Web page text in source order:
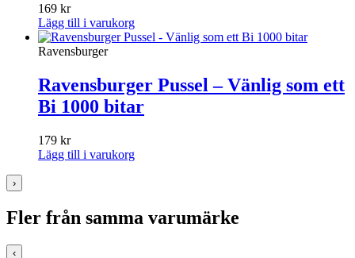
169 kr
Lägg till i varukorg
Ravensburger
Ravensburger Pussel – Vänlig som ett
Bi 1000 bitar
179 kr
Lägg till i varukorg
›
Fler från samma varumärke
‹